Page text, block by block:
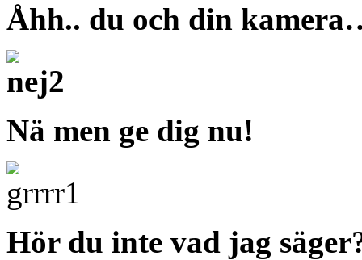
Åhh.. du och din
Nä men ge dig nu!
Hör du inte vad jag